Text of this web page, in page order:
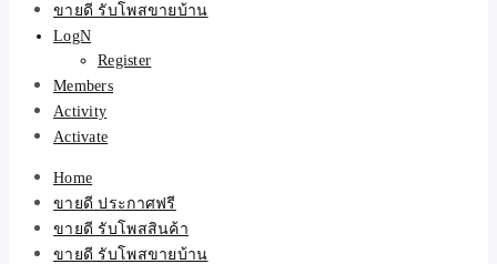
ขายดี รับโพสขายบ้าน
LogN
Register
Members
Activity
Activate
Home
ขายดี ประกาศฟรี
ขายดี รับโพสสินค้า
ขายดี รับโพสขายบ้าน